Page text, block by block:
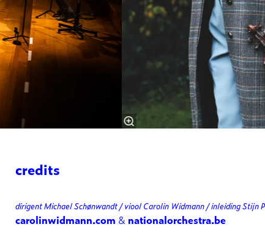
credits
dirigent Michael Schønwandt / viool Carolin Widmann / inleiding Stijn
carolinwidmann.com & nationalorchestra.be